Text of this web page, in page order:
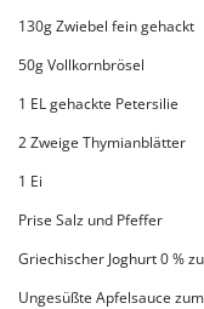
130g Zwiebel fein gehackt
50g Vollkornbrösel
1 EL gehackte Petersilie
2 Zweige Thymianblätter
1 Ei
Prise Salz und Pfeffer
Griechischer Joghurt 0 %
Ungesüßte Apfelsauce